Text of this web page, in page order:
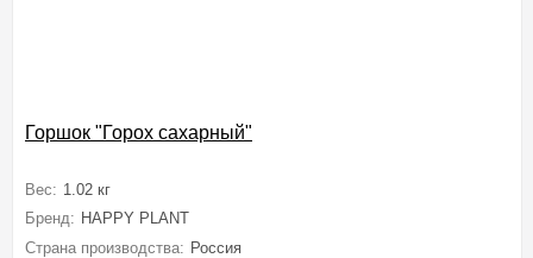
Горшок "Горох сахарный"
Вес: 1.02 кг
Бренд: HAPPY PLANT
Страна производства: Россия